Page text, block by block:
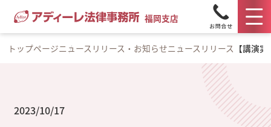
福岡支店
トップページニュースリリース・お知らせニュースリリース 【講演
2023/10/17